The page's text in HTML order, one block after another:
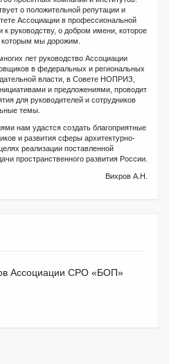
о положительной репутации и
Ассоциации в профессиональной
к руководству, о добром имени, которое
мы дорожим.
лет руководство Ассоциации
в федеральных и региональных
власти, в Совете НОПРИЗ,
и предложениями, проводит
для руководителей и сотрудников
темы.
нам удастся создать благоприятные
и развития сферы архитектурно-
реализации поставленной
пространственного развития России.
Вихров А.Н.
Ассоциации СРО «БОП»